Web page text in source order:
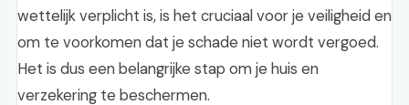
wettelijk verplicht is, is het cruciaal voor je veiligheid en
om te voorkomen dat je schade niet wordt vergoed.
Het is dus een belangrijke stap om je huis en
verzekering te beschermen.